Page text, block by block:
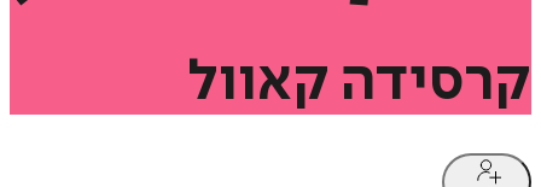
קרסידה קאוול